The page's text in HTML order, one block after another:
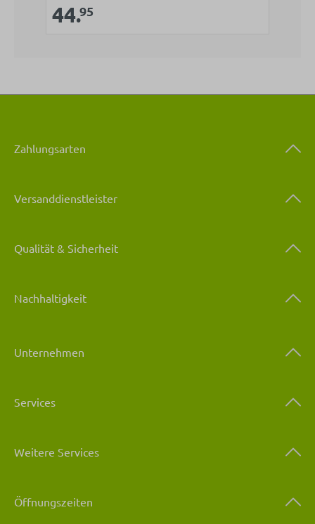
Verkaufspreis:
44.95
Zahlungsarten
Versanddienstleister
Qualität & Sicherheit
Nachhaltigkeit
Unternehmen
Services
Weitere Services
Öffnungszeiten